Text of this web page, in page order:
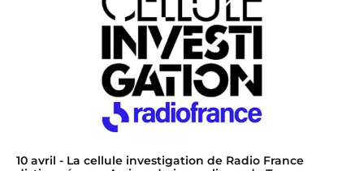
10 avril - La cellule investigation de Radio France